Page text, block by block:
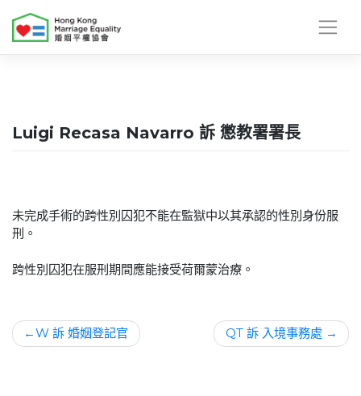
content
Luigi Recasa Navarro 訴 懲教署署長
未完成手術的跨性別囚犯不能在監獄中以其承認的性別身份服
刑。
跨性別囚犯在服刑期間應能接受荷爾蒙治療。
文
章
W 訴 婚姻登記官 QT 訴 入境事務處